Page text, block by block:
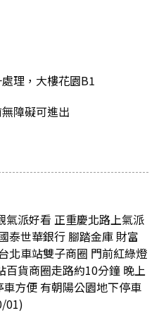
理，大樓花園B1
障礙可進出
氣派好看 正重慶北路上氣派
泰世華銀行 腳踏金庫 財富
北車站雙子商圈 門前紅綠燈
百貨商圈走路約10分鐘 晚上
方便 有朝陽公園地下停車
01)